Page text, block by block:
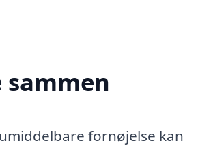
fornøjelse kan